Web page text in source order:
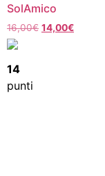
SolAmico
16,00€ 14,00€
14
punti